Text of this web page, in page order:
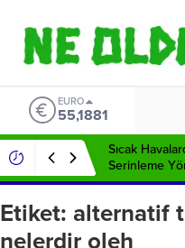
EURO
55,1881
Sıcak
Serinleme
Etiket: alternatif
nelerdir oleh